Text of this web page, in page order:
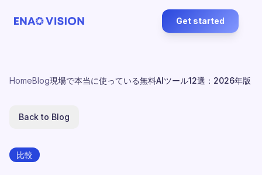
Get started
HomeBlog現場で本当に使っている無料AIツール12選：2026年版
Back to Blog
比較